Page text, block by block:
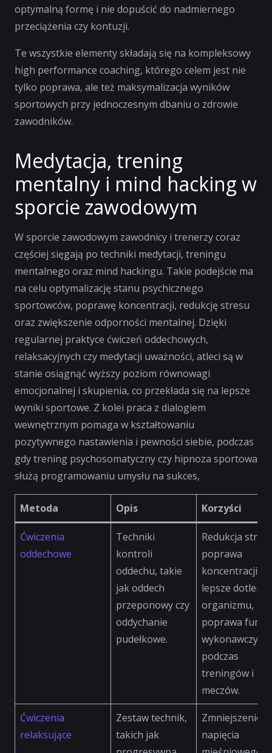
optymalną formę i nie dopuścić do nadmiernego
przeciążenia czy kontuzji.
Te wszystkie elementy składają się na kompleksowy
high performance coaching, którego celem jest nie
tylko poprawa, ale też maksymalizacja wyników
sportowych przy jednoczesnym dbaniu o zdrowie
zawodników.
Medytacja, trening
mentalny i mind hacking w
sporcie zawodowym
W sporcie zawodowym zawodnicy i trenerzy coraz
częściej sięgają po techniki medytacji, treningu
mentalnego oraz mind hackingu. Takie podejście ma
na celu optymalizację stanu psychicznego
sportowców, poprawę koncentracji, redukcję stresu
oraz zwiększenie odporności mentalnej. Dzięki
regularnej praktyce ćwiczeń oddechowych,
relaksacyjnych czy medytacji uważności, atleci są w
stanie osiągnąć wyższy poziom równowagi
emocjonalnej i skupienia, co przekłada się na lepsze
wyniki sportowe. Z kolei praca z dialogiem
wewnętrznym pomaga w kształtowaniu
pozytywnego nastawienia i pewności siebie, podczas
gdy trening psychosomatyczny czy hipnoza sportowa
służą programowaniu umysłu na sukces,
Metoda Opis Korzyści
Ćwiczenia
oddechowe
Techniki
kontroli
oddechu, takie
jak oddech
przeponowy czy
oddychanie
pudełkowe.
Redukcja
poprawa
koncentracji,
lepsze
organizmu,
poprawa
wykonawczych
podczas
treningów i
meczów.
Ćwiczenia
relaksujące
Zestaw technik,
takich jak
Zmniejszenie
napięcia